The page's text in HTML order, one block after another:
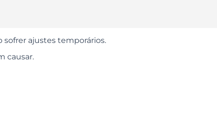
sofrer ajustes temporários.
causar.